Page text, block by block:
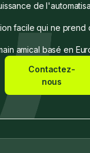
de
facile qui ne prend
amical basé en
Contactez-
nous